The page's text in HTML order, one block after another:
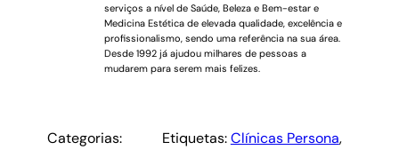
serviços a nível de Saúde, Beleza e Bem-estar e
Medicina Estética de elevada qualidade, excelência e
profissionalismo, sendo uma referência na sua área.
Desde 1992 já ajudou milhares de pessoas a
mudarem para serem mais felizes.
Categorias:
Etiquetas:Clínicas Persona,